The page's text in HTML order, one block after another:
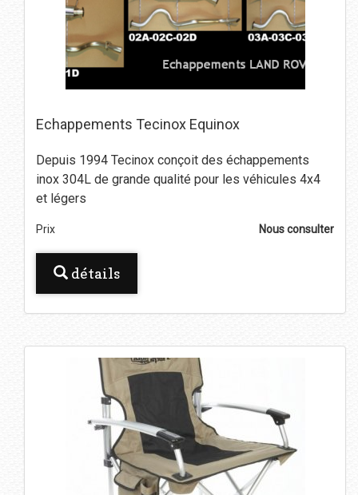
Echappements Tecinox Equinox
Depuis 1994 Tecinox conçoit des échappements
inox 304L de grande qualité pour les véhicules 4x4
et légers
Prix Nous consulter
détails